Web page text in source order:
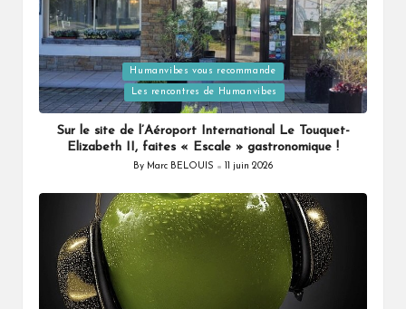
Posted
in
Humanvibes vous recommande
Les rencontres de Humanvibes
Sur le site de l’Aéroport International Le Touquet-
Elizabeth II, faites « Escale » gastronomique !
Posted
By Marc BELOUIS 11 juin 2026